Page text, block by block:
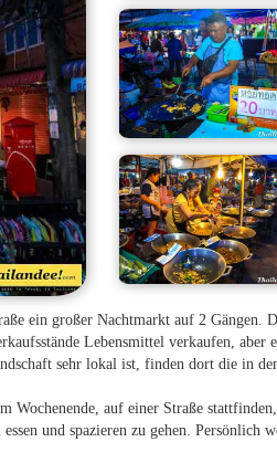
ein großer Nachtmarkt auf 2 Gängen.
Lebensmittel verkaufen, aber
sehr lokal ist, finden dort die in
Wochenende, auf einer Straße
und spazieren zu gehen. Persönlich